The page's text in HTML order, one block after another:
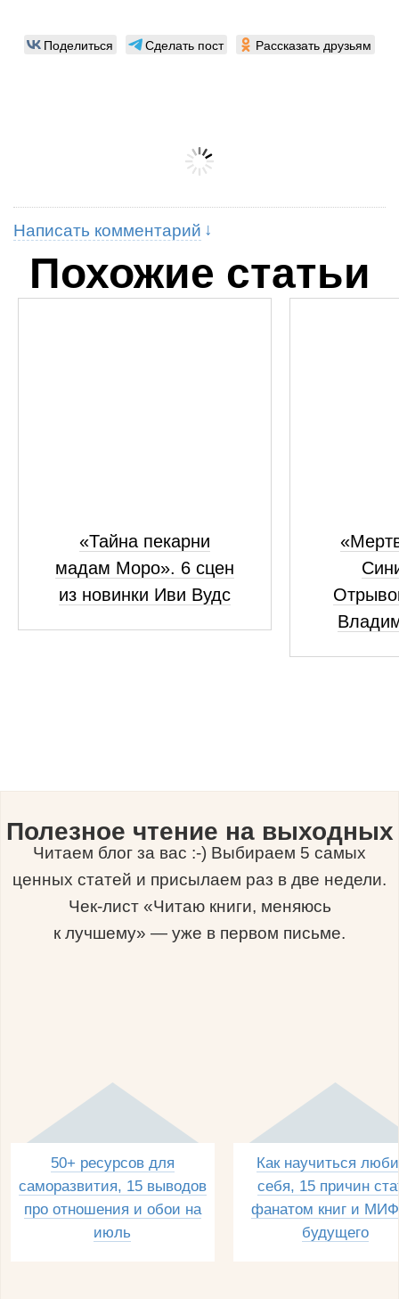
Поделиться Сделать пост Рассказать друзьям
Написать комментарий
Похожие статьи
«Тайна пекарни
мадам Моро». 6 сцен
из новинки Иви Вудс
Полезное чтение на выходных
Читаем блог за вас :-) Выбираем 5 самых
ценных статей и присылаем раз в две недели.
Чек-лист «Читаю книги, меняюсь
к лучшему» — уже в первом письме.
50+ ресурсов для
саморазвития, 15 выводов
про отношения и обои на
июль
Как научиться
себя, 15 причин
фанатом книг и
будущего